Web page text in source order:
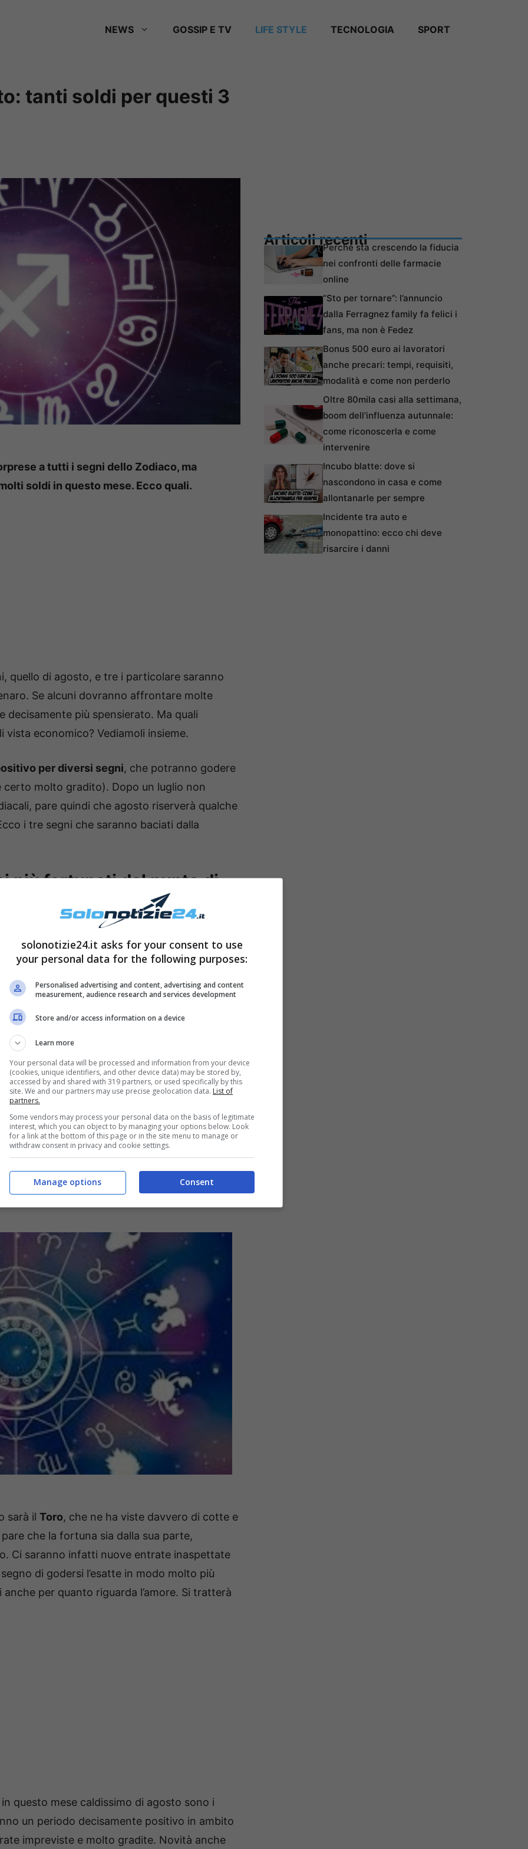
NEWS GOSSIP E TV LIFE STYLE TECNOLOGIA SPORT
tanti soldi per questi 3
a tutti i segni dello Zodiaco, ma
soldi in questo mese. Ecco quali.
quello di agosto, e tre i particolare saranno
Se alcuni dovranno affrontare molte
più spensierato. Ma quali
economico? Vediamoli insieme.
per diversi segni, che potranno godere
certo molto gradito). Dopo un luglio non
pare quindi che agosto riserverà qualche
i tre segni che saranno baciati dalla
più fortunati dal punto di
di fortuna in più dopo un mese di luglio
i nati sotto questo segno si prospettano
di Venere e Marte. In cui potranno ottenere
nuova opportunità di carriera inaspettata
mensili. L’Ariete sarà molto fortunato
infatti, incontri bollenti che (forse) si
sarà il Toro, che ne ha viste davvero di cotte e
che la fortuna sia dalla sua parte,
Ci saranno infatti nuove entrate inaspettate
di godersi l’esatte in modo molto più
per quanto riguarda l’amore. Si tratterà
questo mese caldissimo di agosto sono i
un periodo decisamente positivo in ambito
impreviste e molto gradite. Novità anche
Articoli recentiPerché sta crescendo la fiducia
nei confronti delle farmacie
online
“Sto per tornare”: l’annuncio
dalla Ferragnez family fa felici i
fans, ma non è Fedez
Bonus 500 euro ai lavoratori
anche precari: tempi, requisiti,
modalità e come non perderlo
Oltre 80mila casi alla settimana,
boom dell’influenza autunnale:
come riconoscerla e come
intervenire
Incubo blatte: dove si
nascondono in casa e come
allontanarle per sempre
Incidente tra auto e
monopattino: ecco chi deve
risarcire i danni
solonotizie24.it asks for your consent to use
your personal data for the following purposes:
Personalised advertising and content, advertising and content
measurement, audience research and services development
Store and/or access information on a device
Learn more
Your personal data will be processed and information from your device
(cookies, unique identifiers, and other device data) may be stored by,
accessed by and shared with 319 partners, or used specifically by this
site. We and our partners may use precise geolocation data. List of
partners.
Some vendors may process your personal data on the basis of legitimate
interest, which you can object to by managing your options below. Look
for a link at the bottom of this page or in the site menu to manage or
withdraw consent in privacy and cookie settings.
Consent
Manage options